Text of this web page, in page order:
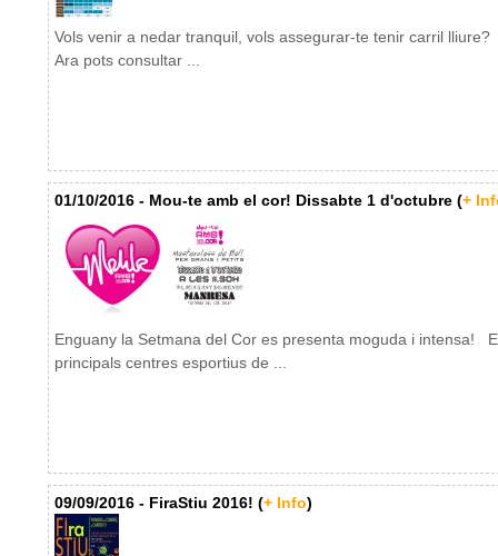
Vols venir a nedar tranquil, vols assegurar-te tenir carril lliure?
Ara pots consultar ...
01/10/2016 - Mou-te amb el cor! Dissabte 1 d'octubre (+
Enguany la Setmana del Cor es presenta moguda i intensa!
principals centres esportius de ...
09/09/2016 - FiraStiu 2016! (+ Info)